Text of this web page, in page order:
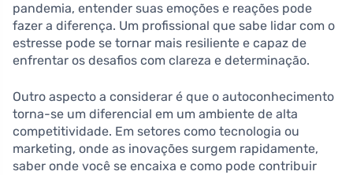
pandemia, entender suas emoções e reações pode
fazer a diferença. Um profissional que sabe lidar com o
estresse pode se tornar mais resiliente e capaz de
enfrentar os desafios com clareza e determinação.
Outro aspecto a considerar é que o autoconhecimento
torna-se um diferencial em um ambiente de alta
competitividade. Em setores como tecnologia ou
marketing, onde as inovações surgem rapidamente,
saber onde você se encaixa e como pode contribuir